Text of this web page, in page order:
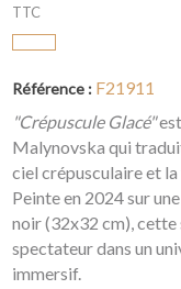
TTC
Référence : F21911
"Crépuscule Glacé"
Malynovska qui
ciel crépusculaire et
Peinte en 2024 sur
noir (32x32 cm), cette
spectateur dans un
immersif.